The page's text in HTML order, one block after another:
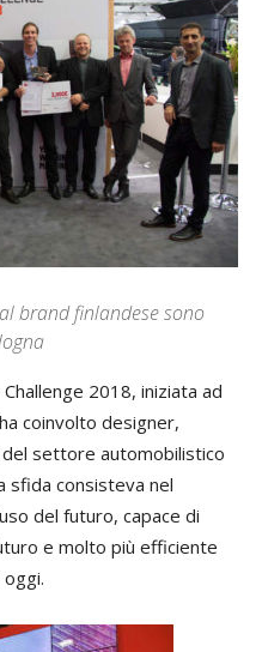
brand finlandese sono
2018, iniziata ad
coinvolto designer,
settore automobilistico
sfida consisteva nel
del futuro, capace di
e molto più efficiente